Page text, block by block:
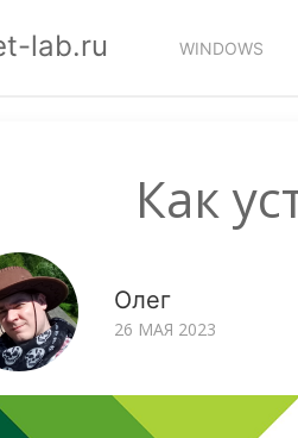
lab.ru WINDOWS
Как
Олег
26 МАЯ 2023